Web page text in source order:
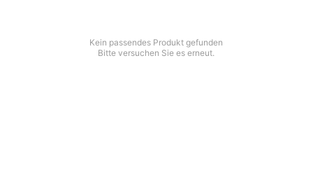
Kein passendes Produkt gefunden
Bitte versuchen Sie es erneut.